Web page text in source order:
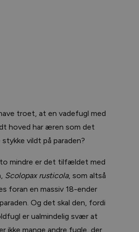
troet, at en vadefugl med
hoved har æren som det
vildt på paraden?
mindre er det tilfældet med
Scolopax rusticola, som altså
foran en massiv 18-ender
Og det skal den, fordi
er ualmindelig svær at
ikke mange andre fugle, der